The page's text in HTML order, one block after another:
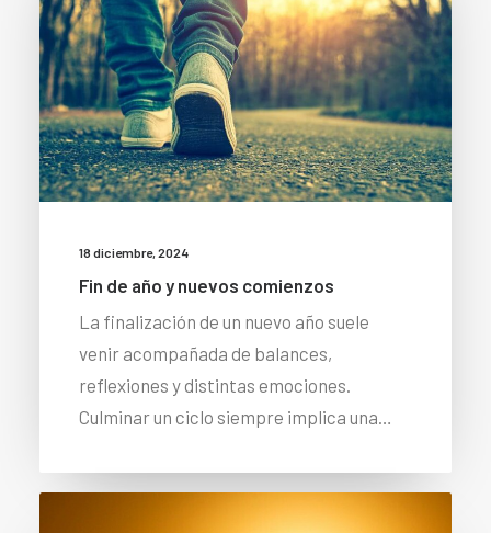
18 diciembre, 2024
Fin de año y nuevos comienzos
La finalización de un nuevo año suele
venir acompañada de balances,
reflexiones y distintas emociones.
Culminar un ciclo siempre implica una…